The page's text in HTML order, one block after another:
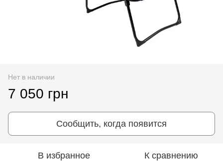
Нет в наличии
7 050 грн
Сообщить, когда появится
В избранное К сравнению